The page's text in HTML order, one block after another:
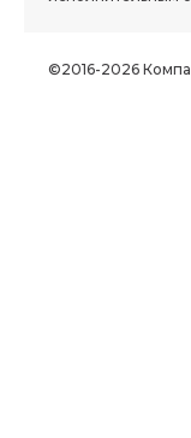
©2016-2026